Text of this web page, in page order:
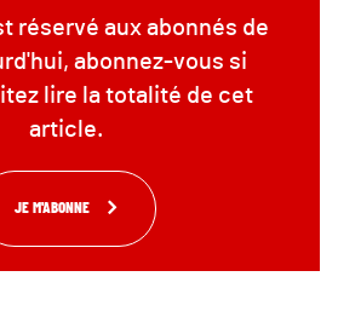
réservé aux abonnés de
abonnez-vous si
lire la totalité de cet
article.
JE M'ABONNE